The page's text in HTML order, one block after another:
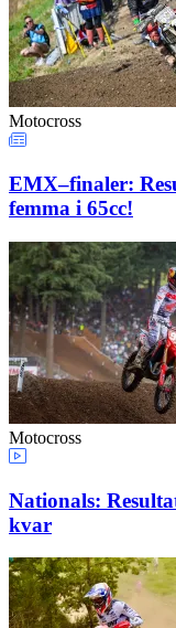
Motocross
EMX–finaler:
femma i 65cc!
Motocross
Nationals:
kvar